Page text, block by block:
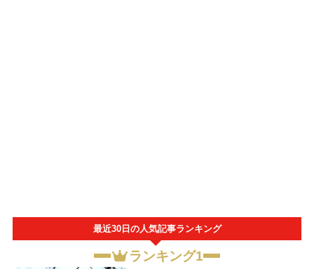
最近30日の人気記事ランキング
ランキング1